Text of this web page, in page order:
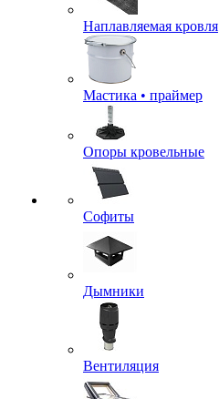
Наплавляемая кровля
Мастика • праймер
Опоры кровельные
Софиты
Дымники
Вентиляция